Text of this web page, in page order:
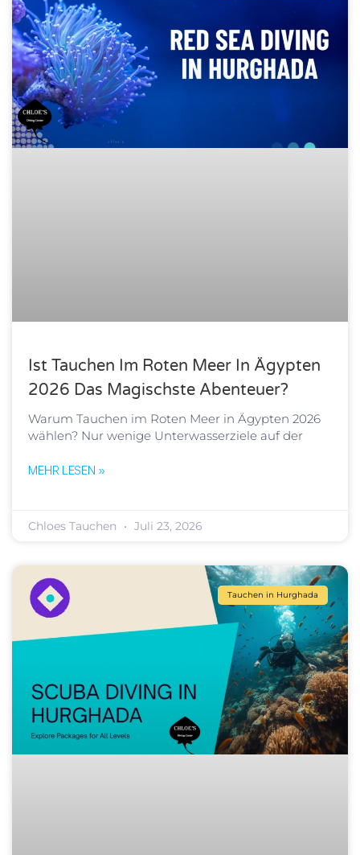
Ist Tauchen Im Roten Meer In Ägypten
2026 Das Magischste Abenteuer?
Warum Tauchen im Roten Meer in Ägypten 2026
wählen? Nur wenige Unterwasserziele auf der
MEHR LESEN »
Chloes Tauchen Juli 23, 2026
Tauchen in Hurghada